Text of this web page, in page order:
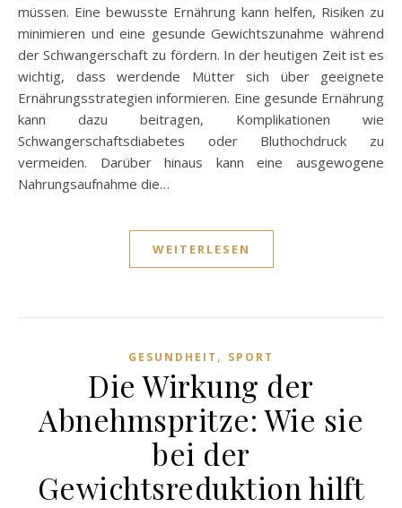
müssen. Eine bewusste Ernährung kann helfen, Risiken zu
minimieren und eine gesunde Gewichtszunahme während
der Schwangerschaft zu fördern. In der heutigen Zeit ist es
wichtig, dass werdende Mütter sich über geeignete
Ernährungsstrategien informieren. Eine gesunde Ernährung
kann dazu beitragen, Komplikationen wie
Schwangerschaftsdiabetes oder Bluthochdruck zu
vermeiden. Darüber hinaus kann eine ausgewogene
Nahrungsaufnahme die…
WEITERLESEN
GESUNDHEIT , SPORT
Die Wirkung der
Abnehmspritze: Wie sie
bei der
Gewichtsreduktion hilft